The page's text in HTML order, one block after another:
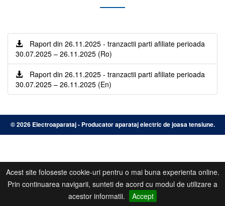
Acest site foloseste cookie-uri pentru o mai buna experienta online.
Prin continuarea navigarii, sunteti de acord cu modul de utilizare a
acestor informatii.
Accept
Raport din 26.11.2025 - tranzactii parti afiliate perioada
30.07.2025 – 26.11.2025 (Ro)
Raport din 26.11.2025 - tranzactii parti afiliate perioada
30.07.2025 – 26.11.2025 (En)
©2026 Electroaparataj - Producator aparataj electric de joasa tensiune.